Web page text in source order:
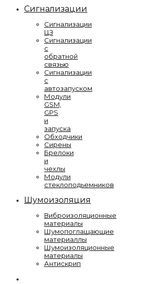
Сигнализации
Сигнализации
ЦЗ
Сигнализации
с
обратной
связью
Сигнализации
с
автозапуском
Модули
GSM,
GPS
и
запуска
Обходчики
Сирены
Брелоки
и
чехлы
Модули
стеклоподьемников
Шумоизоляция
Виброизоляционные
материалы
Шумопоглащающие
материаллы
Шумоизоляционные
материалы
Антискрип